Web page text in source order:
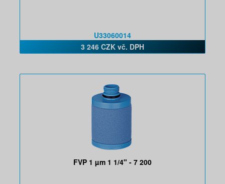
U33060014
3 246 CZK vč. DPH
FVP 1 µm 1 1/4" - 7 200